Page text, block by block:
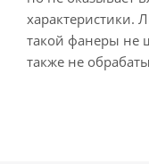
характеристики.
такой фанеры не
также не